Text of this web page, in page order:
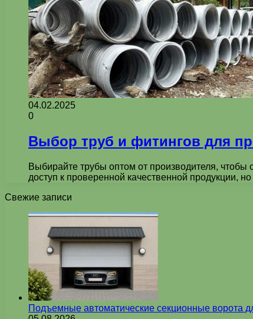
04.02.2025
0
Выбор труб и фитингов для
Выбирайте трубы оптом от производителя, чтобы
доступ к проверенной качественной продукции,
Свежие записи
Подъемные автоматические секционные ворота